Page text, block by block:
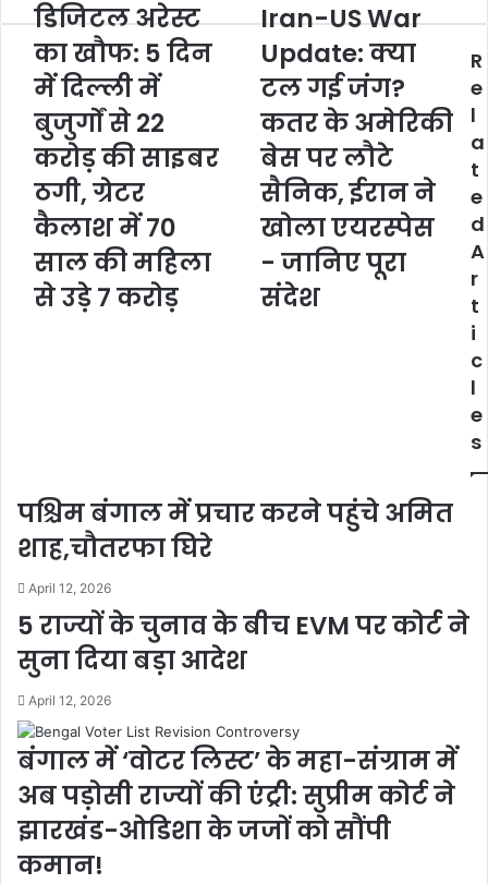
डिजिटल अरेस्ट
का खौफ: 5 दिन
में दिल्ली में
बुजुर्गों से 22
करोड़ की साइबर
ठगी, ग्रेटर
कैलाश में 70
साल की महिला
से उड़े 7 करोड़
Iran-US War
Update: क्या
टल गई जंग?
कतर के अमेरिकी
बेस पर लौटे
सैनिक, ईरान ने
खोला एयरस्पेस
- जानिए पूरा
संदेश
R
e
l
a
t
e
d
A
r
t
i
c
l
e
s
पश्चिम बंगाल में प्रचार करने पहुंचे अमित
शाह,चौतरफा घिरे
April 12, 2026
5 राज्यों के चुनाव के बीच EVM पर कोर्ट ने
सुना दिया बड़ा आदेश
April 12, 2026
बंगाल में ‘वोटर लिस्ट’ के महा-संग्राम में
अब पड़ोसी राज्यों की एंट्री: सुप्रीम कोर्ट ने
झारखंड-ओडिशा के जजों को सौंपी
कमान!